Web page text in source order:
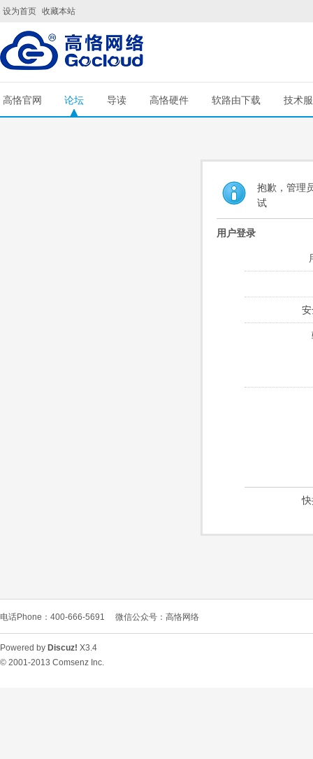
设为首页 收藏本站
高恪官网 论坛 导读 高恪硬件 软路由下载 技术
抱歉，管理
试
用户登录
电话Phone：400-666-5691 微信公众号：高恪网络
Powered by Discuz! X3.4
© 2001-2013 Comsenz Inc.